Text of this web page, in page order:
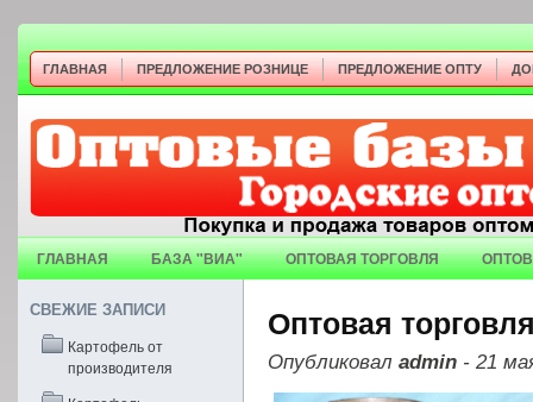
ГЛАВНАЯ ПРЕДЛОЖЕНИЕ РОЗНИЦЕ ПРЕДЛОЖЕНИЕ ОПТУ
ГЛАВНАЯ БАЗА "ВИА" ОПТОВАЯ ТОРГОВЛЯ
СВЕЖИЕ ЗАПИСИ
Картофель от
производителя
Оптовая
Опубликовал admin - 21